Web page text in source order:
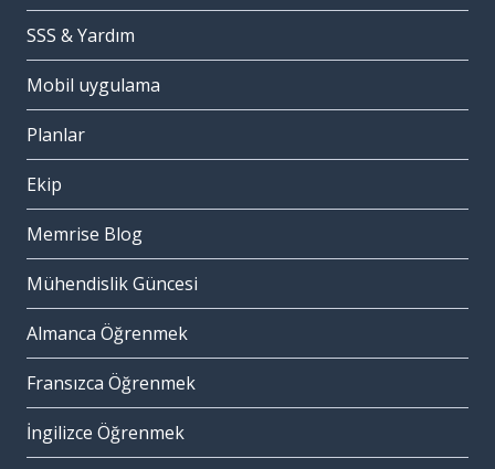
SSS & Yardım
Mobil uygulama
Planlar
Ekip
Memrise Blog
Mühendislik Güncesi
Almanca Öğrenmek
Fransızca Öğrenmek
İngilizce Öğrenmek